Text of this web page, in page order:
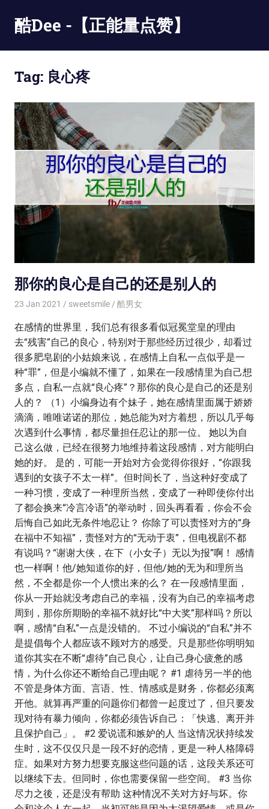
content
酷Dee -【正能量点赞】
最
有
更
酷
Tag: 良心疼
那你的良心是自己的还是别人的
23 Jan 2021 sweetsmile 酷男女
在感情的世界里，我们总有很多看似冠冕堂皇的理由
去“残害”自己的良心，特别对于那些经历过很少，却看过
很多肥皂剧的小姑娘来说，在感情上自私一点似乎是一
种“罪”，但是小编就不懂了，如果在一段感情里为自己想
多点，自私一点就“良心疼”？那你的良心是自己的还是别
人的？ （1）小编身边有个妹子，她在感情里面属于娇娇
滴滴，唯唯诺诺的那位，她总能为对方着想，所以几乎每
次遇到什么事情，都尽量担任忍让的那一位。 她以为自
己这么做，已经在很努力地维持着这段感情，对方能明白
她的好。 是的，可能一开始对方会觉得你很好，“你跟我
遇到的女孩子不太一样”。但时间长了，当这种好变成了
一种习惯，变成了一种理所当然，变成了一种即使你付出
了都会换来“冷言冷语”的举动时，回头再看看，你会不会
后悔自己如此无条件地忍让？ 你除了可以责怪对方的“身
在福中不知福”，责怪对方的“无动于衷”，但电视剧不都
有说吗？“谢谢大侠，在下（小女子）无以为报”啊！ 感情
也一样啊！他/她知道你的好，但他/她的无为和理所当
然，不全都是你一个人惯出来的么？ 在一段感情里面，
你从一开始就没考虑自己的幸福，没有为自己的幸福考虑
周到，那你所期盼的幸福不就好比“中大奖”那样吗？所以
啊，感情“自私”一点是没错的。 不过小编说的“自私”并不
是提倡每个人都应该不顾对方的感受。只是那些你明明知
道你其实在不断“虐待”自己良心，让自己身心疲惫的感
情，为什么你还不断给自己理由呢？ #1 虐待另一半的他
不管是身体方面、言语、性、情感或是财务，你都必须离
开他。就算再严重的问题你们都曾一起度过了，但只要发
现对待有暴力倾向，你都必须告诉自己：「快逃、离开并
且保护自己」。 #2 爱说谎和嫉妒的人 当这情况状持续发
生时，这不仅仅只是一段不好的恋情，更是一种人格障碍
症。如果对方努力想要克服这些问题的话，这段关系还可
以继续下去。但同时，你也需要保留一些空间。 #3 当你
尽力之後，还是没有帮助 这种情况不关对方好与坏。你